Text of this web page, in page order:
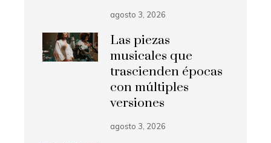
agosto 3, 2026
Las piezas
musicales que
trascienden épocas
con múltiples
versiones
agosto 3, 2026